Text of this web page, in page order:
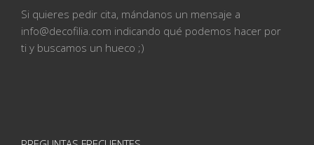
Si quieres pedir cita, mándanos un mensaje a
info@decofilia.com indicando qué podemos hacer por
ti y buscamos un hueco ;)